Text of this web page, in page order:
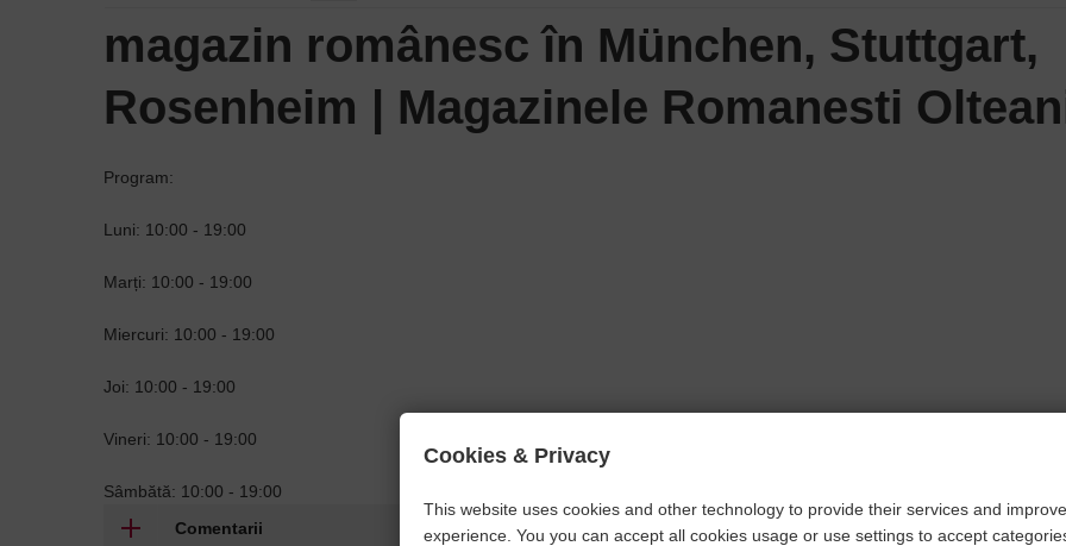
magazin românesc în München, Stuttgart,
Rosenheim | Magazinele Romanesti
Program:
Luni: 10:00 - 19:00
Marți: 10:00 - 19:00
Miercuri: 10:00 - 19:00
Joi: 10:00 - 19:00
Vineri: 10:00 - 19:00
Sâmbătă: 10:00 - 19:00
Comentarii
Cookies & Privacy
This website uses cookies and other technology to provide their services and
experience. You you can accept all cookies usage or use settings to accept